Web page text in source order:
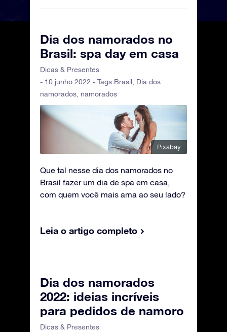
Dia dos namorados no
Brasil: spa day em casa
Dicas & Presentes
- 10 junho 2022 - Tags:Brasil, Dia dos
namorados, namorados
Pixabay
Que tal nesse dia dos namorados no
Brasil fazer um dia de spa em casa,
com quem você mais ama ao seu lado?
Leia o artigo completo
Dia dos namorados
2022: ideias incríveis
para pedidos de namoro
Dicas & Presentes